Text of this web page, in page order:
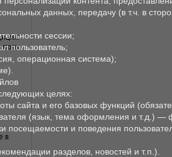
в
данных, передачу (в т.ч. в
сессии;
пользователь;
операционная система);
целях:
сайта и его базовых функций
(язык, тема оформления и т. д.) —
посещаемости и поведения
разделов, новостей и т. п.).